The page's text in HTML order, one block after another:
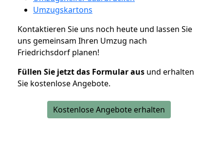
Umzugskartons
Kontaktieren Sie uns noch heute und lassen Sie
uns gemeinsam Ihren Umzug nach
Friedrichsdorf planen!
Füllen Sie jetzt das Formular aus und erhalten
Sie kostenlose Angebote.
Kostenlose Angebote erhalten